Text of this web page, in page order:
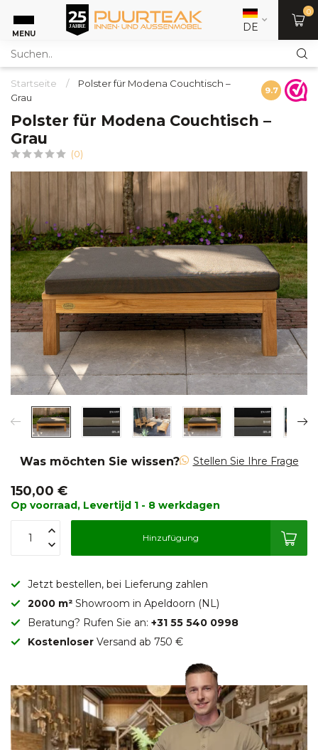
MENU DE
0
Startseite /
Polster für Modena Couchtisch –
Grau
9.7
Polster für Modena Couchtisch –
Grau
(0)
Was möchten Sie wissen? Stellen Sie Ihre Frage
150,00 €
Op voorraad, Levertijd 1 - 8 werkdagen
Hinzufügung
Jetzt bestellen, bei Lieferung zahlen
2000 m² Showroom in Apeldoorn (NL)
Beratung? Rufen Sie an: +31 55 540 0998
Kostenloser Versand ab 750 €